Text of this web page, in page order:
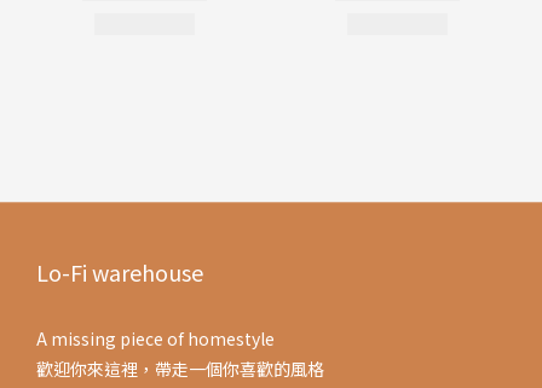
Lo-Fi warehouse
A missing piece of homestyle
歡迎你來這裡，帶走一個你喜歡的風格